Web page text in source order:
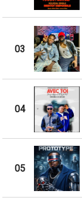
03
04
05